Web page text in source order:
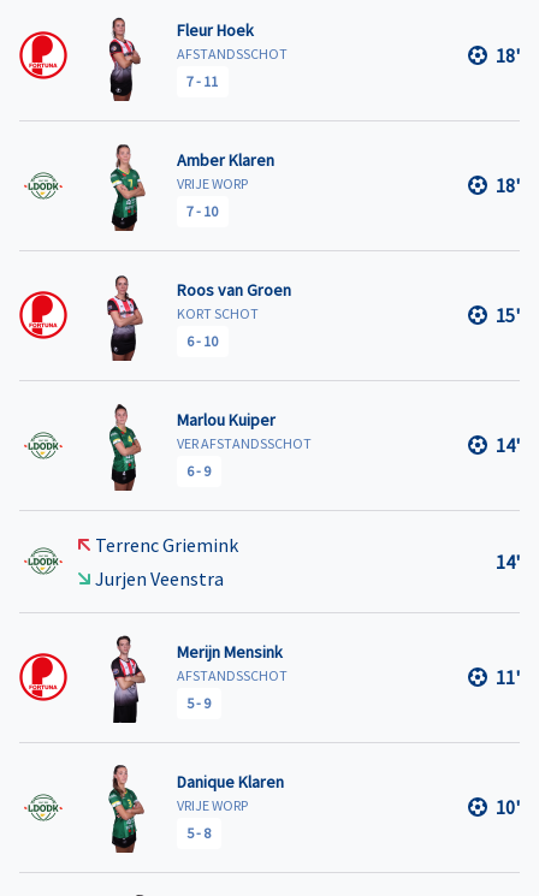
Fleur Hoek
AFSTANDSSCHOT
7- 11
18'
Amber Klaren
VRIJE WORP
7- 10
18'
Roos van Groen
KORT SCHOT
6- 10
15'
Marlou Kuiper
VER AFSTANDSSCHOT
6- 9
14'
Terrenc Griemink
Jurjen Veenstra
14'
Merijn Mensink
AFSTANDSSCHOT
5- 9
11'
Danique Klaren
VRIJE WORP
5- 8
10'